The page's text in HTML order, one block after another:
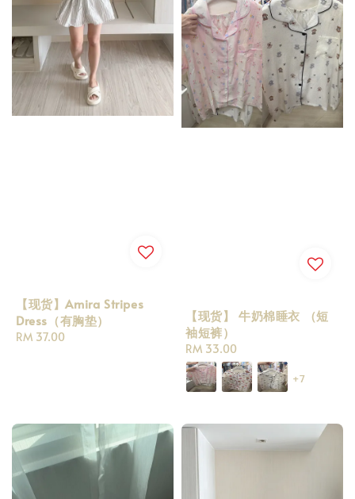
【现货】Amira Stripes
Dress（有胸垫）
Regular
RM 37.00
【现货】 牛奶棉睡衣 （短
袖短裤）
Regular
price
RM 33.00
+7